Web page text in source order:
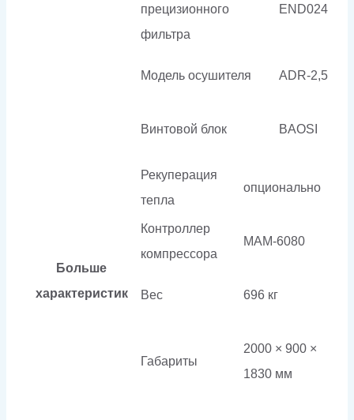
прецизионного
фильтра
END024
Модель осушителя ADR-2,5
Винтовой блок BAOSI
Больше
характеристик
Рекуперация
тепла
опционально
Контроллер
компрессора
МАМ-6080
Вес 696 кг
Габариты
2000 × 900 ×
1830 мм